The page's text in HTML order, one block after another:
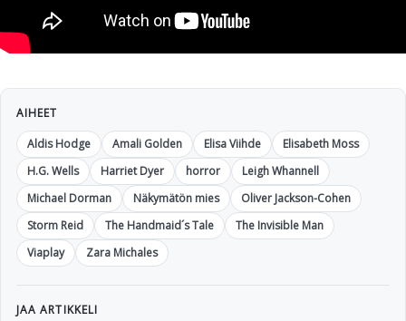
AIHEET
Aldis Hodge
Amali Golden Elisa Viihde
Elisabeth Moss
H.G. Wells
Harriet Dyer horror
Leigh Whannell
Michael Dorman
Näkymätön mies
Oliver Jackson-Cohen
Storm Reid
The Handmaid´s Tale
The Invisible Man
Viaplay
Zara Michales
JAA ARTIKKELI